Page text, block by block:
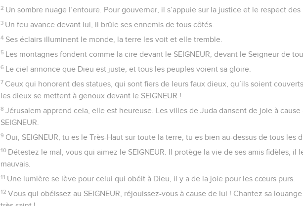
2 Un sombre nuage l’entoure. Pour gouverner, il s’appuie sur la justice et le respect des
3 Un feu avance devant lui, il brûle ses ennemis de tous côtés.
4 Ses éclairs illuminent le monde, la terre les voit et elle tremble.
5 Les montagnes fondent comme la cire devant le SEIGNEUR, devant le Seigneur de
6 Le ciel annonce que Dieu est juste, et tous les peuples voient sa gloire.
7 Ceux qui honorent des statues, qui sont fiers de leurs faux dieux, qu’ils soient
les dieux se mettent à genoux devant le SEIGNEUR !
8 Jérusalem apprend cela, elle est heureuse. Les villes de Juda dansent de joie à cause
SEIGNEUR.
9 Oui, SEIGNEUR, tu es le Très-Haut sur toute la terre, tu es bien au-dessus de tous les
10 Détestez le mal, vous qui aimez le SEIGNEUR. Il protège la vie de ses amis fidèles, il
mauvais.
11 Une lumière se lève pour celui qui obéit à Dieu, il y a de la joie pour les cœurs purs.
12 Vous qui obéissez au SEIGNEUR, réjouissez-vous à cause de lui ! Chantez sa